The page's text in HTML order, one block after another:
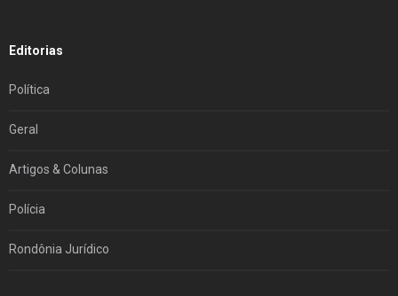
Editorias
Política
Geral
Artigos & Colunas
Polícia
Rondônia Jurídico